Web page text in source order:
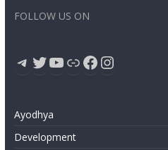
FOLLOW US ON
Telegram
Twitter
YouTube
LinkFacebook
Instagram
Ayodhya
Development